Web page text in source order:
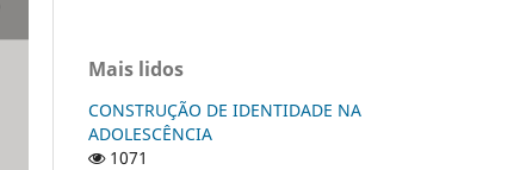
Mais lidos
CONSTRUÇÃO DE IDENTIDADE NA
ADOLESCÊNCIA
1071